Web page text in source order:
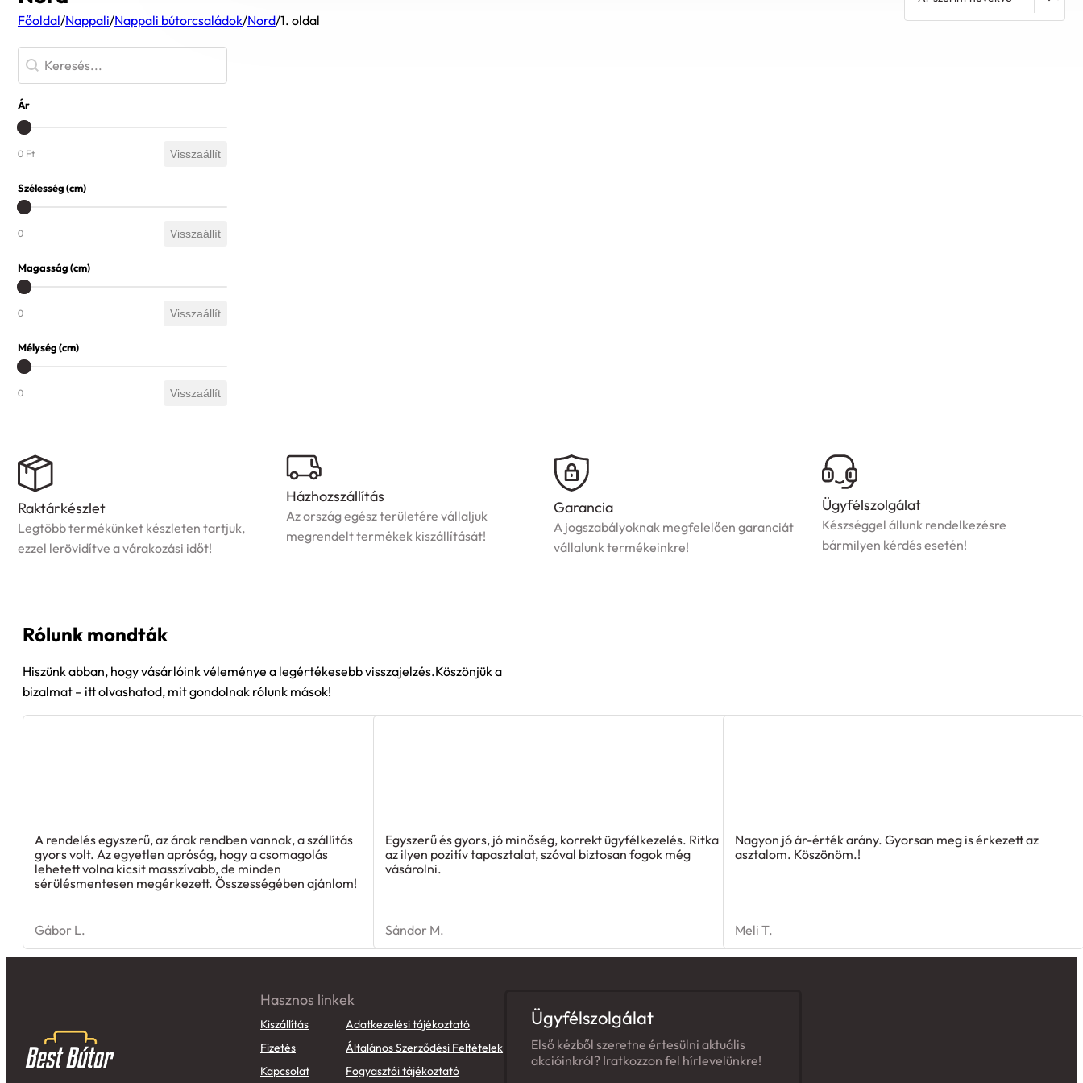
Főoldal/Nappali/Nappali bútorcsaládok/Nord/1. oldal
Termék kereső
Ár
Ár
0 Ft Visszaállít
Szélesség (cm)
Szélesség (cm)
0 Visszaállít
Magasság (cm)
Magasság (cm)
0 Visszaállít
Mélység (cm)
Mélység (cm)
0 Visszaállít
Raktárkészlet
Legtöbb termékünket készleten tartjuk,
ezzel lerövidítve a várakozási időt!
Házhozszállítás
Az ország egész területére vállaljuk
megrendelt termékek kiszállítását!
Garancia
A jogszabályoknak megfelelően garanciát
vállalunk termékeinkre!
Ügyfélszolgálat
Készséggel állunk rendelkezésre
bármilyen kérdés esetén!
Rólunk mondták
Hiszünk abban, hogy vásárlóink véleménye a legértékesebb visszajelzés.Köszönjük a
bizalmat – itt olvashatod, mit gondolnak rólunk mások!
A rendelés egyszerű, az árak rendben vannak, a szállítás
gyors volt. Az egyetlen apróság, hogy a csomagolás
lehetett volna kicsit masszívabb, de minden
sérülésmentesen megérkezett. Összességében ajánlom!
Gábor L.
Egyszerű és gyors, jó minőség, korrekt ügyfélkezelés. Ritka
az ilyen pozitív tapasztalat, szóval biztosan fogok még
vásárolni.
Sándor M.
Nagyon jó ár-érték arány. Gyorsan meg is érkezett az
asztalom. Köszönöm.!
Meli T.
Hasznos linkek
Kiszállítás
Fizetés
Kapcsolat
Adatkezelési tájékoztató
Általános Szerződési Feltételek
Fogyasztói tájékoztató
Ügyfélszolgálat
Első kézből szeretne értesülni aktuális
akcióinkról? Iratkozzon fel hírlevelünkre!